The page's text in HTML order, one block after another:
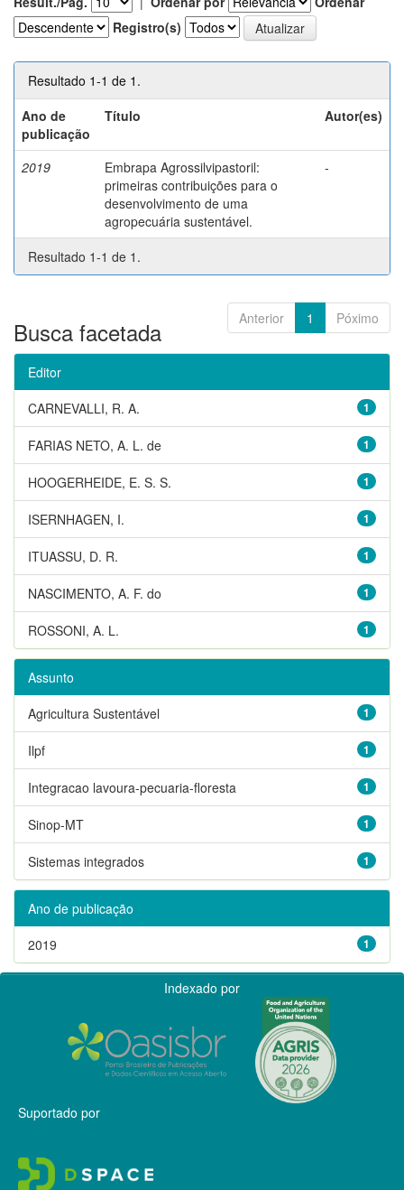
Registro(s)
Resultado 1-1 de 1.
Ano de
publicação
Título Autor(es)
2019
Embrapa Agrossilvipastoril:
primeiras contribuições para o
desenvolvimento de uma
agropecuária sustentável.
-
Resultado 1-1 de 1.
Anterior 1 Póximo
Busca facetada
Editor
1
CARNEVALLI, R. A.
1
FARIAS NETO, A. L. de
1
HOOGERHEIDE, E. S. S.
1
ISERNHAGEN, I.
1
ITUASSU, D. R.
1
NASCIMENTO, A. F. do
1
ROSSONI, A. L.
Assunto
1
Agricultura Sustentável
1
Ilpf
1
Integracao lavoura-pecuaria-floresta
1
Sinop-MT
1
Sistemas integrados
Ano de publicação
1
2019
Indexado por
Suportado por